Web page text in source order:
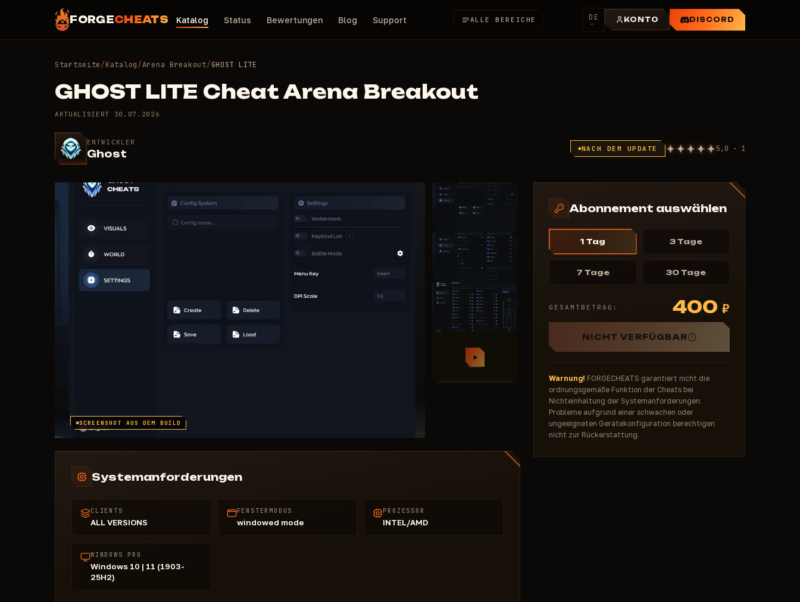
FORGECHEATS Katalog Status Bewertungen Blog Support ALLE BEREICHE DE KONTO DISCORD
Startseite/Katalog/Arena Breakout/GHOST LITE
GHOST LITE Cheat Arena Breakout
AKTUALISIERT 30.07.2026
ENTWICKLER
Ghost NACH DEM UPDATE 5,0 · 1
SCREENSHOT AUS DEM BUILD
Systemanforderungen
CLIENTS
ALL VERSIONS
FENSTERMODUS
windowed mode
PROZESSOR
INTEL/AMD
WINDOWS PRO
Windows 10 | 11 (1903-
25H2)
Abonnement auswählen
1 Tag 3 Tage
7 Tage 30 Tage
GESAMTBETRAG: 400 ₽
NICHT VERFÜGBAR
Warnung! FORGECHEATS garantiert nicht die
ordnungsgemäße Funktion der Cheats bei
Nichteinhaltung der Systemanforderungen.
Probleme aufgrund einer schwachen oder
ungeeigneten Gerätekonfiguration berechtigen
nicht zur Rückerstattung.